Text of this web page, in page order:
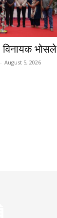
विनायक भोसले
- August 5, 2026